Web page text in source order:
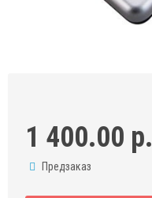
1 400.00 р.
Предзаказ